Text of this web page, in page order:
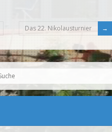
Das 22. Nikolausturnier